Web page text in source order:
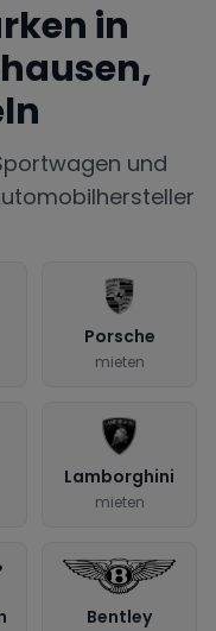
in
und
Porsche
mieten
Lamborghini
mieten
Bentley